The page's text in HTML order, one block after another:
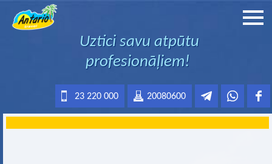
Uztici savu atpūtu
profesionāļiem!
20080600
23 220 000